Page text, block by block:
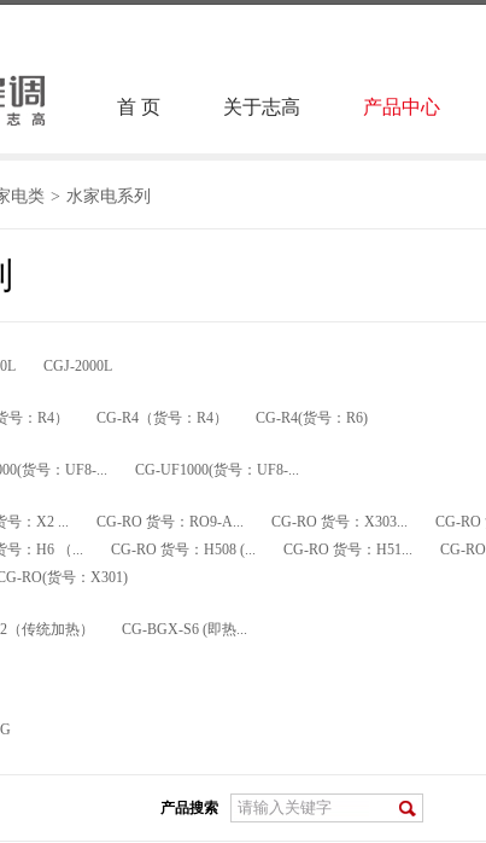
首 页 关于志高 产品中心
电类 > 水家电系列
CGJ-2000L
号：R4） CG-R4（货号：R4） CG-R4(货号：R6)
货号：UF8-... CG-UF1000(货号：UF8-...
号：X2 ... CG-RO 货号：RO9-A... CG-RO 货号：X303... CG-RO
号：H6 （...
CG-RO 货号：H508 (... CG-RO 货号：H51... CG-
RO(货号：X301)
（传统加热） CG-BGX-S6 (即热...
产品搜索